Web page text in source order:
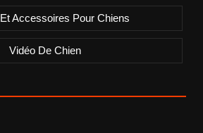
Accessoires Pour Chiens
Vidéo De Chien